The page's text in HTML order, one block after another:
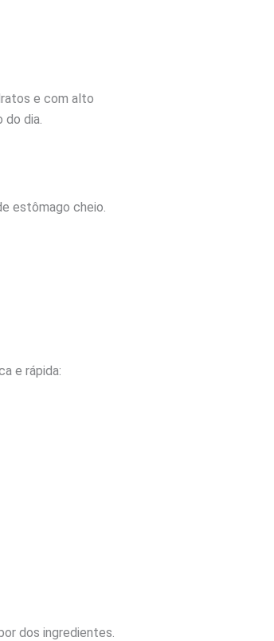
e com alto
dia.
estômago cheio.
e rápida:
dos ingredientes.